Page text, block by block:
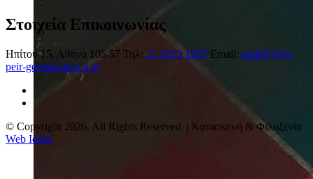
Στοιχεία Επικοινωνίας
Ηπίτου 15, Αθήνα 105 57 Τηλ: 21 0322 1687 Email: mail@1lyk-
peir-gennad.att.sch.gr
© Copyright 2026. All Rights Reserved. | Κατασκευή & Φιλοξενία
Web Ideas